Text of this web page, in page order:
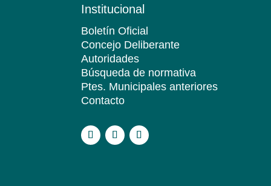
Institucional
Boletín Oficial
Concejo Deliberante
Autoridades
Búsqueda de normativa
Ptes. Municipales anteriores
Contacto